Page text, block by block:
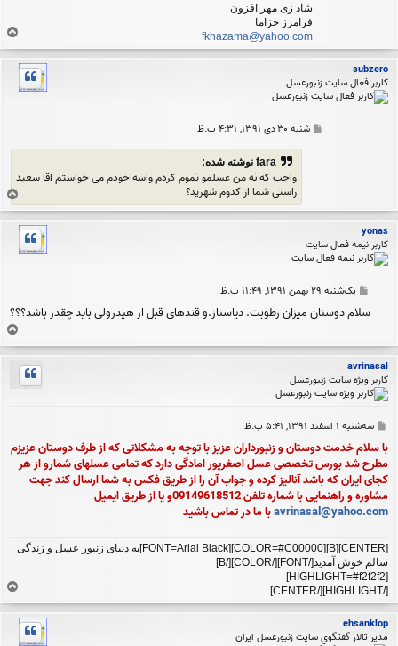
شاد زی مهر افزون
فرامرز خزاما
fkhazama@yahoo.com
ا
ل
subzero
کاربر فعال سایت زنبورعسل
پ شنبه ۳۰ دی ۱۳۹۱, ۴:۳۱ ب.ظ
fara نوشته شده:
واجب که نه من عسلمو تموم کردم واسه خودم می خواستم اقا سعید
راستی شما از کدوم شهرید؟
ا
ل
yonas
کاربر نیمه فعال سایت
پ
ت
یک‌شنبه ۲۹ بهمن ۱۳۹۱, ۱۱:۴۹ ب.ظ
سلام دوستان میزان رطوبت. دیاستاز.و قندهای قبل از هیدرولی باید چقدر باشد؟؟؟
ا
ل
avrinasal
کاربر ویژه سایت زنبورعسل
پ
ت
سه‌شنبه ۱ اسفند ۱۳۹۱, ۵:۴۱ ب.ظ
با سلام خدمت دوستان و زنبورداران عزیز با توجه به مشکلاتی که از طرف دوستان عزیزم
مطرح شد بورس تخصصی عسل اصغرپور امادگی دارد که تمامی عسلهای شمارو از هر
کجای ایران که باشد آنالیز کرده و جواب آن را از طریق فکس به شما ارسال کند جهت
مشاوره و راهنمایی با شماره تلفن 09149618512و یا از طریق ایمیل
avrinasal@yahoo.comبا ما در تماس باشید
[CENTER][B][COLOR=#C00000][FONT=Arial Black]به دنیای زنبور عسل و زندگی
سالم خوش آمدید[/FONT][/COLOR][/B]
[HIGHLIGHT=#f2f2f2]
[/HIGHLIGHT][/CENTER]
ا
ل
ehsanklop
مدير تالار گفتگوي سايت زنبورعسل ايران